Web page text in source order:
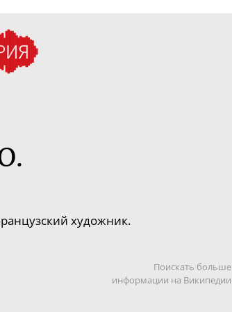
художник.
Поискать больше
информации на Википедии